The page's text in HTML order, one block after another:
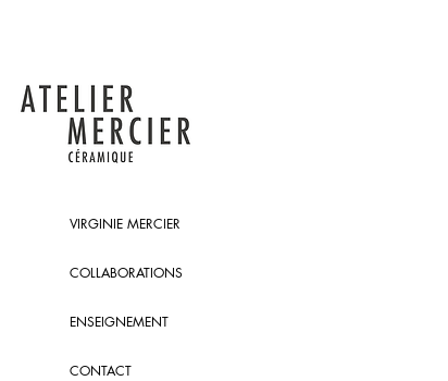
VIRGINIE MERCIER
COLLABORATIONS
ENSEIGNEMENT
CONTACT